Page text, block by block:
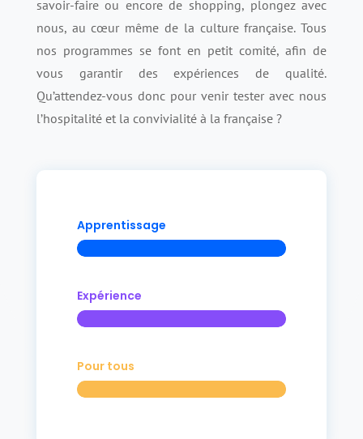
savoir-faire ou encore de shopping, plongez avec
nous, au cœur même de la culture française. Tous
nos programmes se font en petit comité, afin de
vous garantir des expériences de qualité.
Qu’attendez-vous donc pour venir tester avec nous
l’hospitalité et la convivialité à la française ?
Apprentissage
Expérience
Pour tous